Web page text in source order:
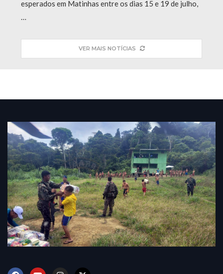
esperados em Matinhas entre os dias 15 e 19 de julho,
…
VER MAIS NOTÍCIAS